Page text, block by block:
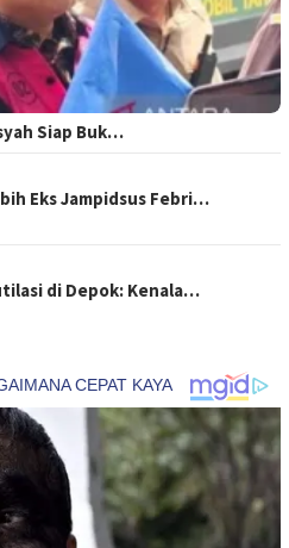
Siap Buk…
Eks Jampidsus Febri…
di Depok: Kenala…